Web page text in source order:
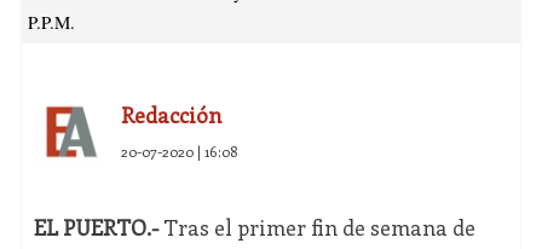
P.P.M.
Redacción
20-07-2020 | 16:08
EL PUERTO.-Tras el primer fin de semana de